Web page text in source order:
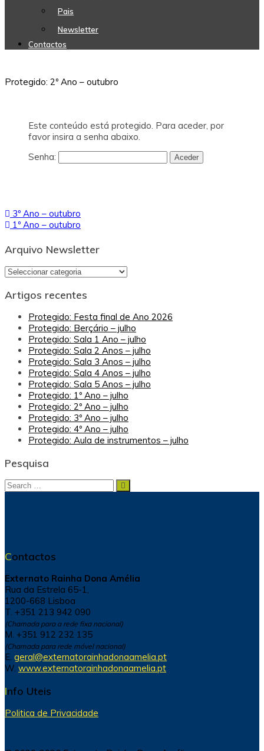
Pais
Newsletter
Contactos
Protegido: 2º Ano – outubro
Este conteúdo está protegido. Para aceder, por
favor insira a senha abaixo.
Senha:
Navegação
de
artigos
3º Ano – outubro
1º Ano – outubro
Arquivo Newsletter
Arquivo
Artigos recentes
Protegido: Festa final de Ano 2026
Protegido: Berçário – julho
Protegido: Sala 1 Ano – julho
Protegido: Sala 2 Anos – julho
Protegido: Sala 3 Anos – julho
Protegido: Sala 4 Anos – julho
Protegido: Sala 5 Anos – julho
Protegido: 1º Ano – julho
Protegido: 2º Ano – julho
Protegido: 3º Ano – julho
Protegido: 4º Ano – julho
Protegido: Aula de instrumentos – julho
Pesquisa
Search
Search
Contactos
Externato Rainha Dona Amélia
Rua da Estrela 65-1,
1200-668 Lisboa
T. +351 213 942 090
(Chamada para a rede fixa nacional)
M. +351 912 232 135
(Chamada para rede móvel nacional)
E. geral@externatorainhadonaamelia.pt
W. www.externatorainhadonaamelia.pt
Info Uteis
Politica de Privacidade